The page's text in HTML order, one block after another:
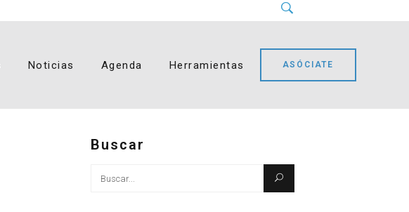
Noticias Agenda Herramientas ASÓCIATE
Buscar